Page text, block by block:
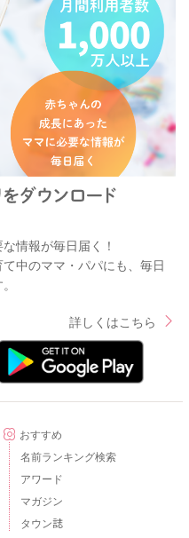
情報が毎日届く！
中のママ・パパにも、毎日
詳しくはこちら
おすすめ
名前ランキング検索
アワード
マガジン
タウン誌